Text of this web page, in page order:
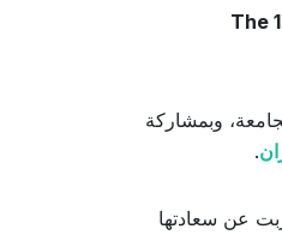
The
وبمشاركة
.
عن سعادتها